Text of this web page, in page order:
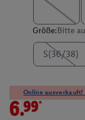
Größe:Bitte
S(36/38)
Online
6.99*